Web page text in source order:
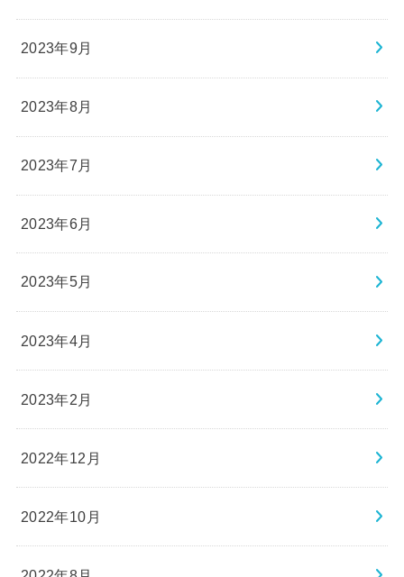
2023年9月
2023年8月
2023年7月
2023年6月
2023年5月
2023年4月
2023年2月
2022年12月
2022年10月